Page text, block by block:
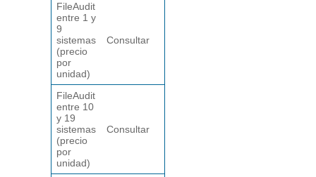
FileAudit
entre 1 y
9
sistemas
(precio
por
unidad)
Consultar
FileAudit
entre 10
y 19
sistemas
(precio
por
unidad)
Consultar